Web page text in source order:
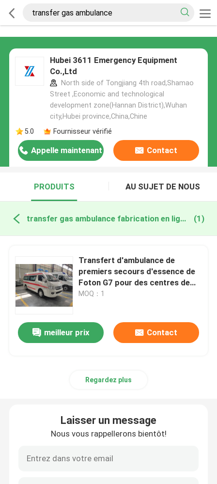
Hubei 3611 Emergency Equipment
Co.,Ltd
North side of Tongjiang 4th road,Shamao
Street ,Economic and technological
development zone(Hannan District),Wuhan
city,Hubei province,China,Chine
5.0
Fournisseur vérifié
Appelle maintenant Contact
PRODUITS AU SUJET DE NOUS
transfer gas ambulance fabrication en ligne (1)
Transfert d'ambulance de
premiers secours d'essence de
Foton G7 pour des centres de
secours
MOQ：1
meilleur prix Contact
Regardez plus
Laisser un message
Nous vous rappellerons bientôt!